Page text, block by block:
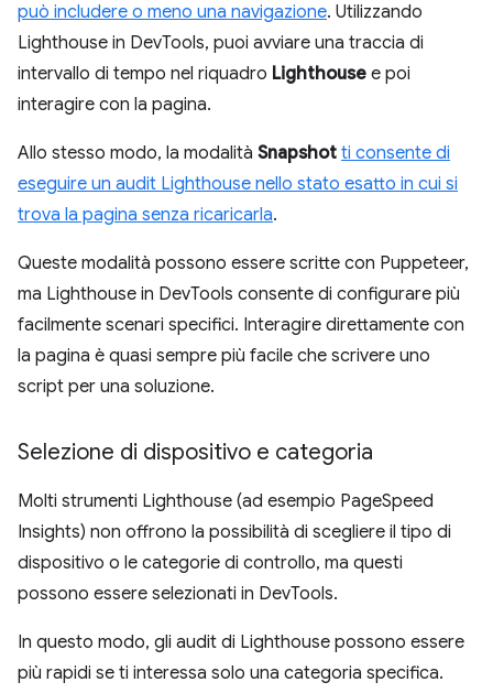
può includere o meno una navigazione. Utilizzando
Lighthouse in DevTools, puoi avviare una traccia di
intervallo di tempo nel riquadro Lighthouse e poi
interagire con la pagina.
Allo stesso modo, la modalità Snapshot ti consente di
eseguire un audit Lighthouse nello stato esatto in cui si
trova la pagina senza ricaricarla.
Queste modalità possono essere scritte con Puppeteer,
ma Lighthouse in DevTools consente di configurare più
facilmente scenari specifici. Interagire direttamente con
la pagina è quasi sempre più facile che scrivere uno
script per una soluzione.
Selezione di dispositivo e categoria
Molti strumenti Lighthouse (ad esempio PageSpeed
Insights) non offrono la possibilità di scegliere il tipo di
dispositivo o le categorie di controllo, ma questi
possono essere selezionati in DevTools.
In questo modo, gli audit di Lighthouse possono essere
più rapidi se ti interessa solo una categoria specifica.